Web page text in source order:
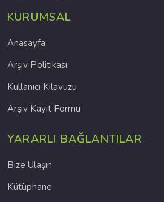
KURUMSAL
Anasayfa
Arşiv Politikası
Kullanıcı Kılavuzu
Arşiv Kayıt Formu
YARARLI BAĞLANTILAR
Bize Ulaşın
Kütüphane